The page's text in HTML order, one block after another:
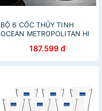
BỘ 6 CỐC THỦY TINH
OCEAN METROPOLITAN HI
187.599 đ